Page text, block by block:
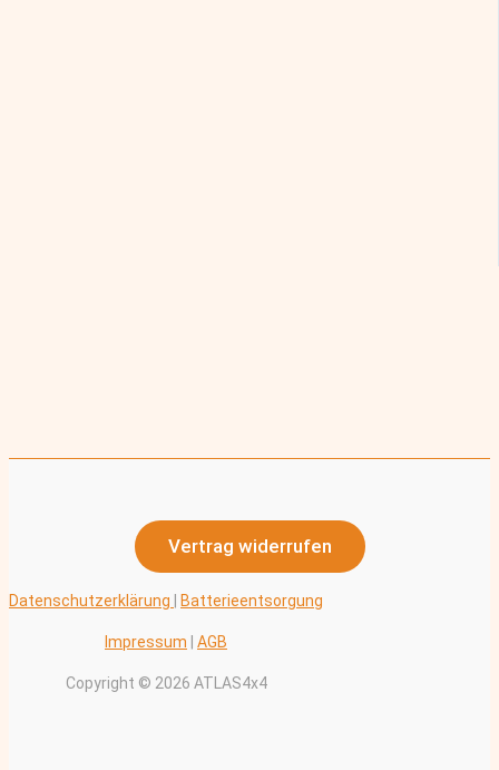
Vertrag widerrufen
Datenschutzerklärung Batterieentsorgung
Impressum AGB
Copyright © 2026 ATLAS4x4